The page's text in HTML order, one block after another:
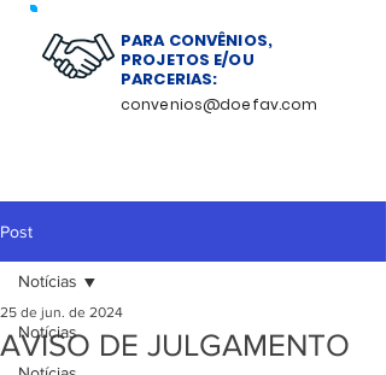
PARA CONVÊNIOS,
PROJETOS E/OU
PARCERIAS:
convenios@doefav.com
Post
Notícias
Notícias
AVISO DE JULGAMENTO
25 de jun. de 2024